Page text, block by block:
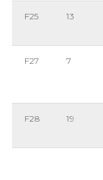
F25 13
F27 7
F28 19